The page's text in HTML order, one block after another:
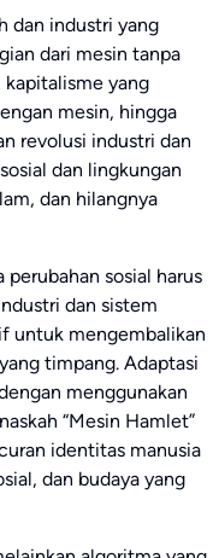
dan industri yang
dari mesin tanpa
kapitalisme yang
mesin, hingga
revolusi industri dan
dan lingkungan
dan hilangnya
sosial harus
dan sistem
untuk mengembalikan
timpang. Adaptasi
menggunakan
“Mesin Hamlet”
identitas manusia
dan budaya yang